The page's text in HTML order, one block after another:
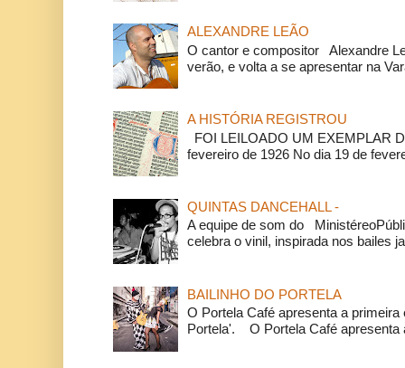
ALEXANDRE LEÃO
O cantor e compositor Alexandre
verão, e volta a se apresentar na
A HISTÓRIA REGISTROU
FOI LEILOADO UM EXEMPLAR
fevereiro de 1926 No dia 19 de
QUINTAS DANCEHALL -
A equipe de som do
celebra o vinil, inspirada nos bailes
BAILINHO DO PORTELA
O Portela Café apresenta a
Portela'. O Portela Café apresenta